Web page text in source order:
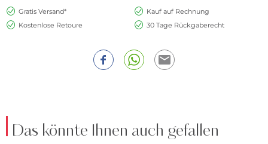
Gratis Versand*
Kauf auf Rechnung
Kostenlose Retoure
30 Tage Rückgaberecht
Das könnte Ihnen auch gefallen